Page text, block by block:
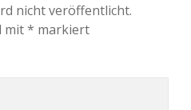
nicht veröffentlicht.
mit* markiert